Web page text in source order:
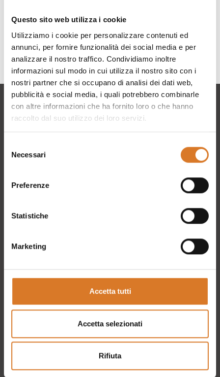
Questo sito web utilizza i cookie
Utilizziamo i cookie per personalizzare contenuti ed
annunci, per fornire funzionalità dei social media e per
analizzare il nostro traffico. Condividiamo inoltre
informazioni sul modo in cui utilizza il nostro sito con i
nostri partner che si occupano di analisi dei dati web,
pubblicità e social media, i quali potrebbero combinarle
con altre informazioni che ha fornito loro o che hanno
raccolto dal suo utilizzo dei loro servizi.
delNecessari
Preferenze
Statistiche
Marketing
Accetta tutti
Accetta selezionati
Rifiuta
Cosa vedere
Ponte tibetano
Cookies
Preferenze cookies
Blog
Eventi
Ticket ponte tibetano